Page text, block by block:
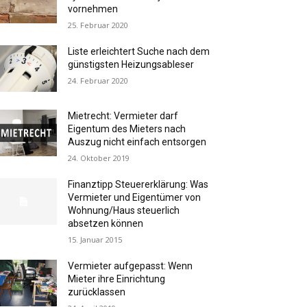
vornehmen
25. Februar 2020
Liste erleichtert Suche nach dem
günstigsten Heizungsableser
24. Februar 2020
Mietrecht: Vermieter darf
Eigentum des Mieters nach
Auszug nicht einfach entsorgen
24. Oktober 2019
Finanztipp Steuererklärung: Was
Vermieter und Eigentümer von
Wohnung/Haus steuerlich
absetzen können
15. Januar 2015
Vermieter aufgepasst: Wenn
Mieter ihre Einrichtung
zurücklassen